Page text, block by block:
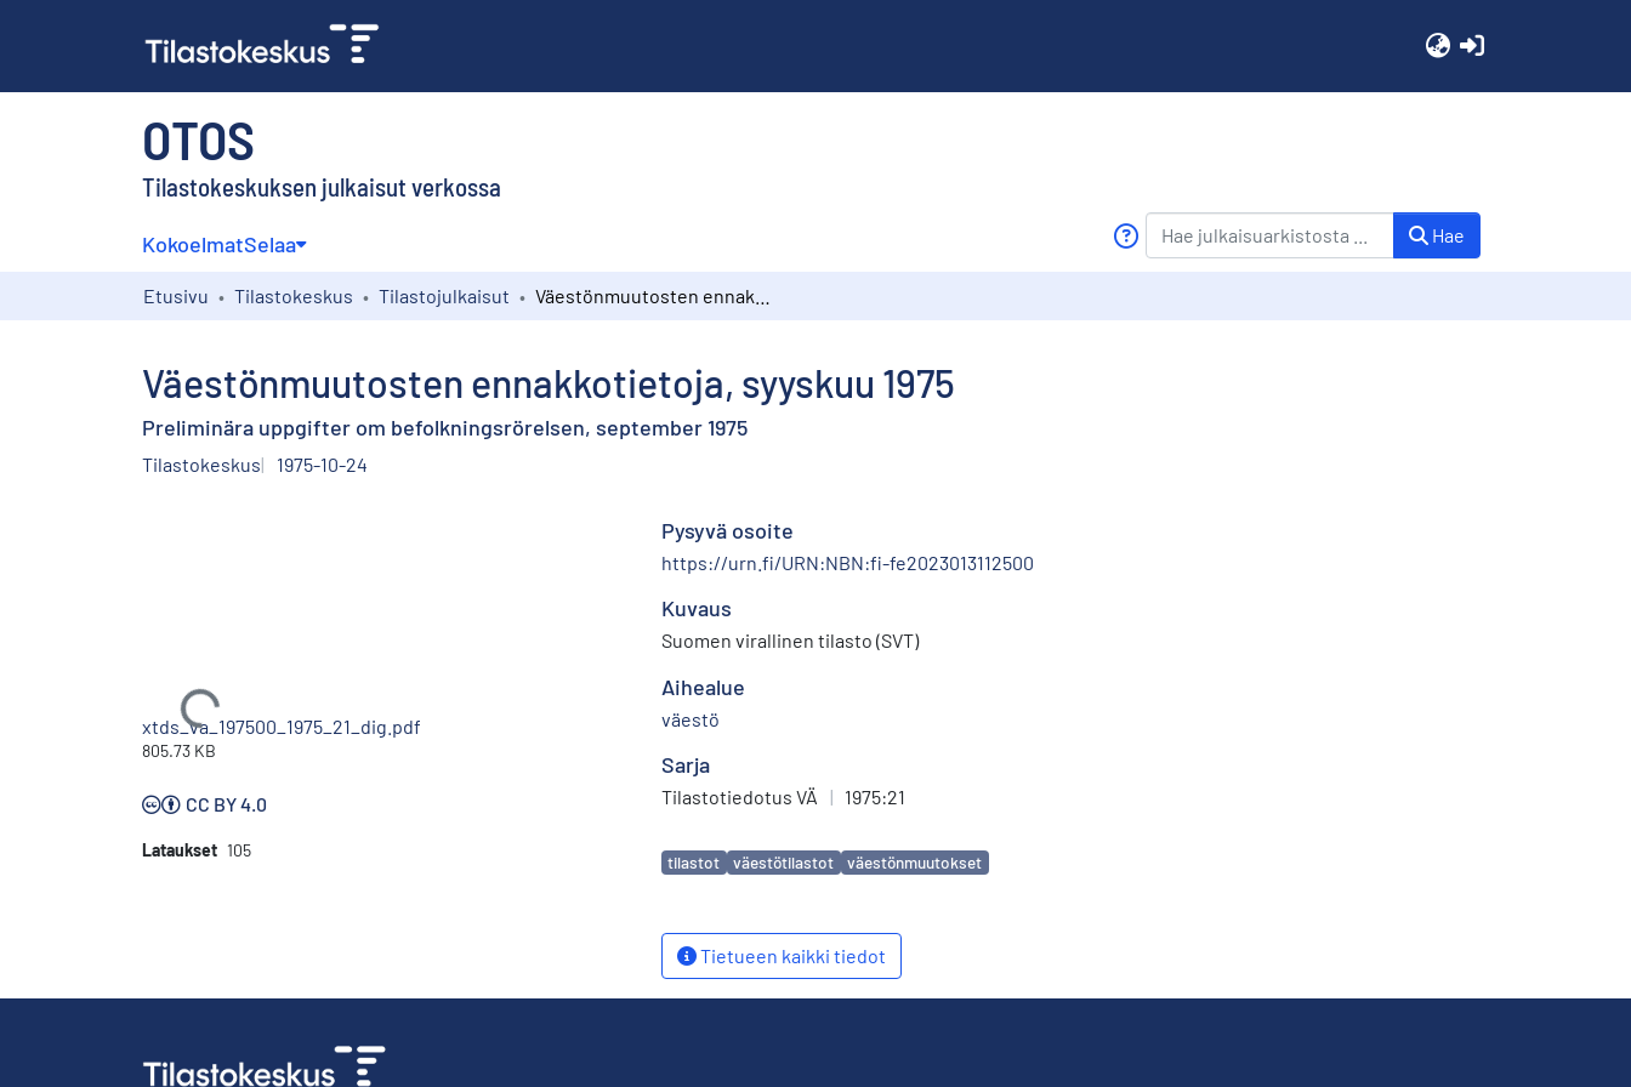
OTOS
Tilastokeskuksen julkaisut verkossa
KokoelmatSelaa Hae
Etusivu Tilastokeskus Tilastojulkaisut
Väestönmuutosten ennakkotietoja, syyskuu 1975
Preliminära uppgifter om befolkningsrörelsen, september 1975
Tilastokeskus 1975-10-24
Ladataan...
xtds_va_197500_1975_21_dig.pdf
805.73 KB
CC BY 4.0
Lataukset 105
Pysyvä osoite
https://urn.fi/URN:NBN:fi-fe2023013112500
Kuvaus
Suomen virallinen tilasto (SVT)
Aihealue
väestö
Sarja
Tilastotiedotus VÄ | 1975:21
Avainsanat
tilastot väestötilastot väestönmuutokset
Tietueen kaikki tiedot